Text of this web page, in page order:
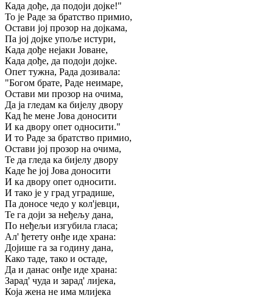
Када дође, да подоји дојке!"
То је Раде за братство примио,
Остави јој прозор на дојкама,
Па јој дојке упоље истури,
Када дође нејаки Јоване,
Када дође, да подоји дојке.
Опет тужна, Рада дозивала:
"Богом брате, Раде неимаре,
Остави ми прозор на очима,
Да ја гледам ка бијелу двору
Кад ће мене Јова доносити
И ка дворy опет односити."
И то Раде за братство примио,
Остави јој прозор на очима,
Те да гледа ка бијелу двору
Каде ће јој Јова доносити
И ка двору опет односити.
И тако је у град уградише,
Па доносе чедо у кол'јевци,
Те га доји за неђељу дана,
По неђељи изгубила гласа;
Ал' ђетету онђе иде храна:
Дојише га за годину дана,
Како таде, тако и остаде,
Да и данас онђе иде храна:
Зарад' чуда и зарад' лијека,
Која жена не има млијека